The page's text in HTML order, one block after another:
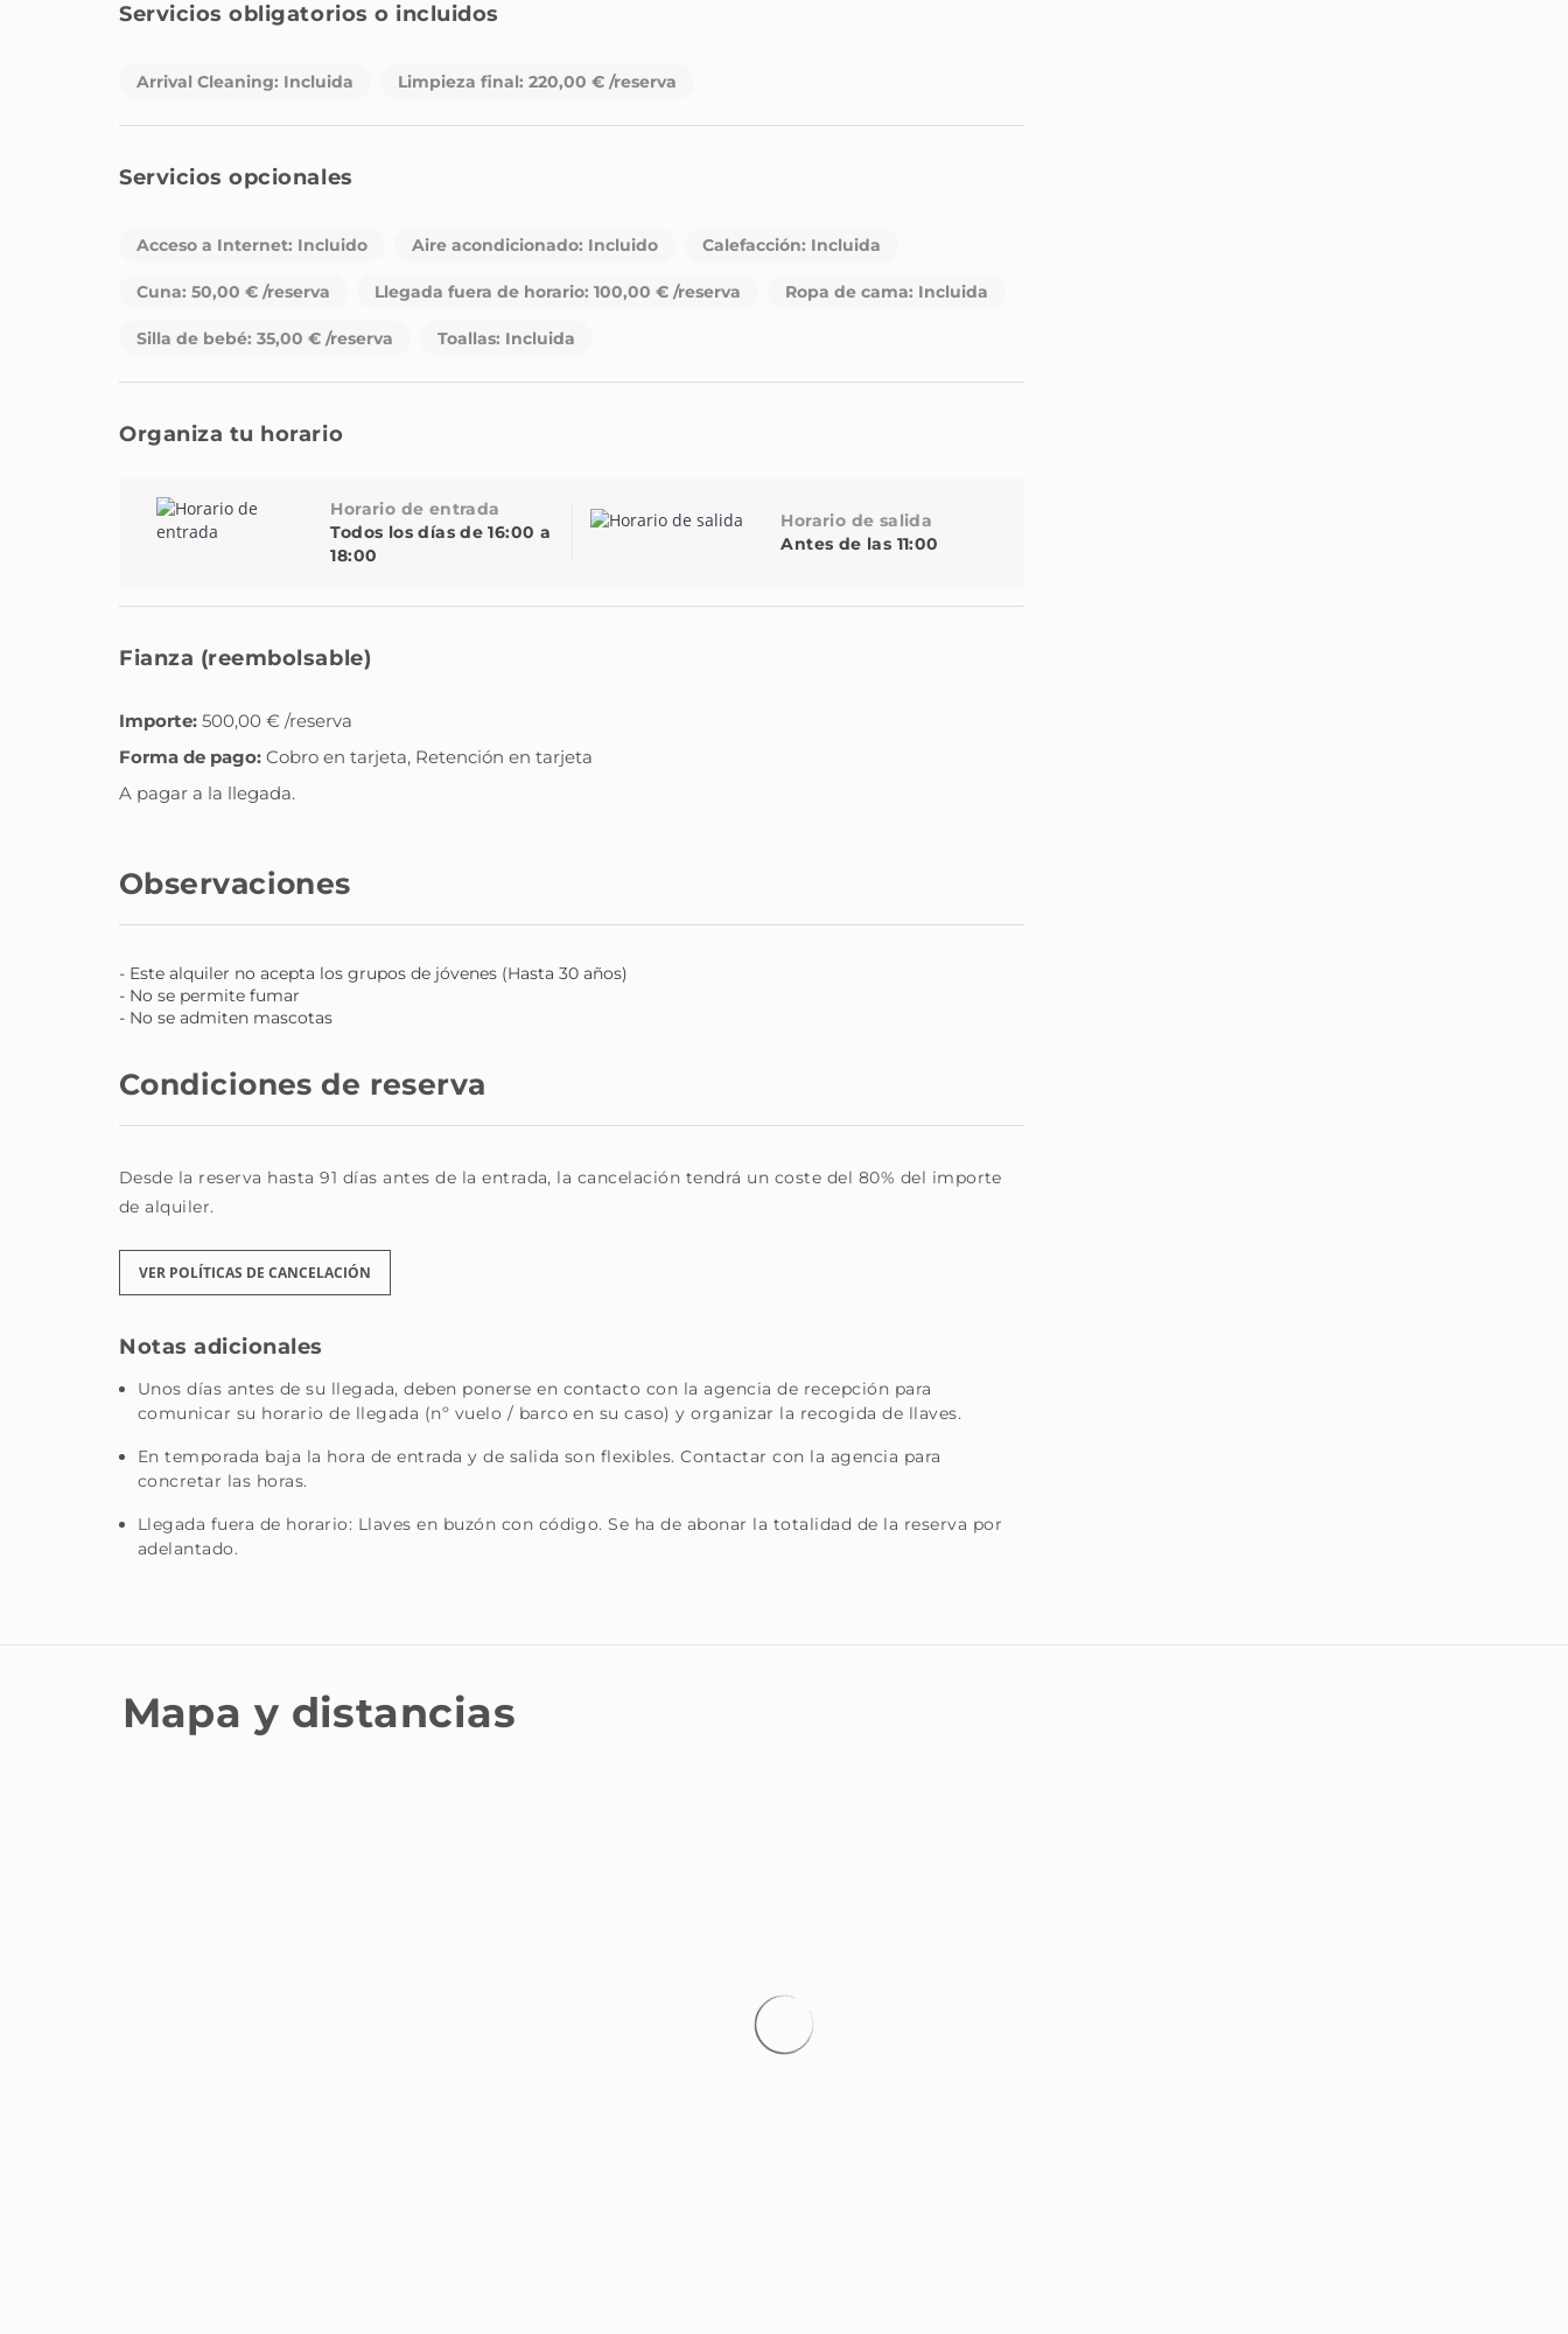
Servicios obligatorios o incluidos
Arrival Cleaning: Incluida Limpieza final: 220,00 € /reserva
Servicios opcionales
Acceso a Internet: Incluido Aire acondicionado: Incluido Calefacción: Incluida
Cuna: 50,00 € /reserva Llegada fuera de horario: 100,00 € /reserva Ropa de cama: Incluida
Silla de bebé: 35,00 € /reserva Toallas: Incluida
Organiza tu horario
Horario de entrada
Todos los días de 16:00 a
18:00
Horario de salida
Antes de las 11:00
Fianza (reembolsable)
Importe: 500,00 € /reserva
Forma de pago: Cobro en tarjeta, Retención en tarjeta
A pagar a la llegada.
Observaciones
- Este alquiler no acepta los grupos de jóvenes (Hasta 30 años)
- No se permite fumar
- No se admiten mascotas
Condiciones de reserva
Desde la reserva hasta 91 días antes de la entrada, la cancelación tendrá un coste del 80% del importe
de alquiler.
VER POLÍTICAS DE CANCELACIÓN
Notas adicionales
Unos días antes de su llegada, deben ponerse en contacto con la agencia de recepción para
comunicar su horario de llegada (nº vuelo / barco en su caso) y organizar la recogida de llaves.
En temporada baja la hora de entrada y de salida son flexibles. Contactar con la agencia para
concretar las horas.
Llegada fuera de horario: Llaves en buzón con código. Se ha de abonar la totalidad de la reserva por
adelantado.
Mapa y distancias